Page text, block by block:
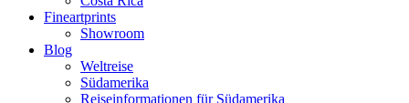
Fineartprints
Showroom
Blog
Weltreise
Südamerika
Reiseinformationen für Südamerika